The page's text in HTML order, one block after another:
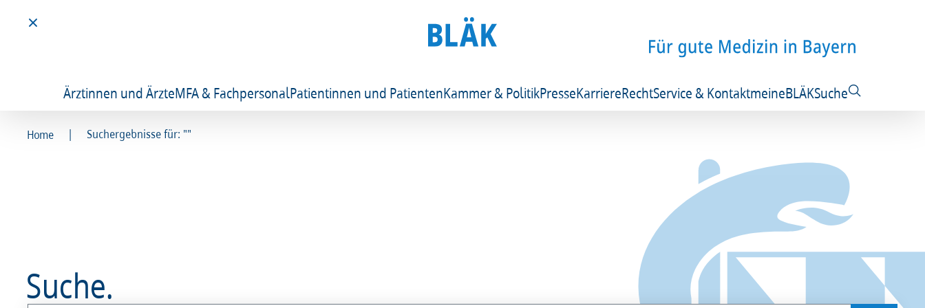
Ärztinnen und ÄrzteMFA & FachpersonalPatientinnen und PatientenKammer & PolitikPresseKarriereRechtService & KontaktmeineBLÄKSuche
Home | Suchergebnisse für: ""
Suche.